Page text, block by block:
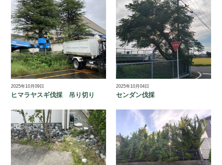
2025年10月09日
ヒマラヤスギ伐採 吊り切り
2025年10月04日
センダン伐採